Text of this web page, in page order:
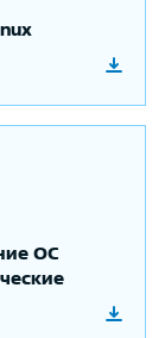
ОС